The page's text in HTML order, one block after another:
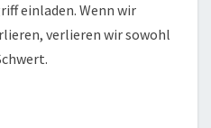
einladen. Wenn wir
verlieren wir sowohl